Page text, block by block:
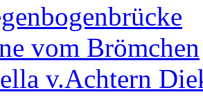
vom Brömchen
v.Achtern